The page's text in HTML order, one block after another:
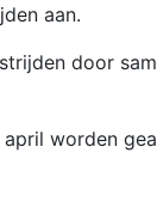
aan.
door
worden